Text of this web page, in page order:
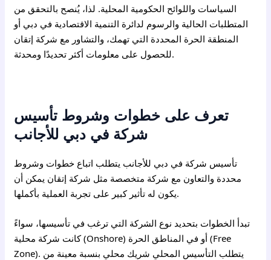
السياسات واللوائح الحكومية المحلية. لذا، يُنصح بالتحقق من
المتطلبات الحالية والرسوم لدائرة التنمية الاقتصادية في دبي أو
المنطقة الحرة المحددة التي تهمك، والتشاور مع شركة إتقان
للحصول على معلومات أكثر تحديدًا ومحدثة.
تعرف على خطوات وشروط تأسيس
شركة في دبي للأجانب
تأسيس شركة في دبي للأجانب يتطلب اتباع خطوات وشروط
محددة والتعاون مع شركة متخصصة مثل شركة إتقان يمكن أن
يكون له تأثير كبير على تجربة العملية بأكملها.
تبدأ الخطوات بتحديد نوع الشركة التي ترغب في تأسيسها، سواءً
كانت شركة محلية (Onshore) أو في المناطق الحرة (Free
Zone). يتطلب التأسيس المحلي شريك محلي بنسبة معينة من